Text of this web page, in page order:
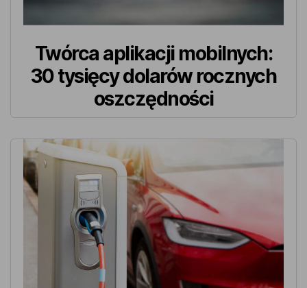
Twórca aplikacji mobilnych:
30 tysięcy dolarów rocznych
oszczędności